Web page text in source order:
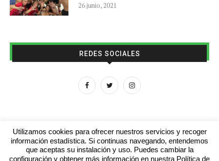
26 junio, 2021
REDES SOCIALES
Aviso legal Contacto Colabora con nosotros
Utilizamos cookies para ofrecer nuestros servicios y recoger
información estadística. Si continuas navegando, entendemos
que aceptas su instalación y uso. Puedes cambiar la
configuración y obtener más información en nuestra Política de